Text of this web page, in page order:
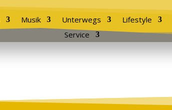
Musik Unterwegs Lifestyle
Service